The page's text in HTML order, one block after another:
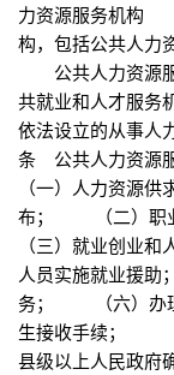
力资源服务机构
构，包括公共人力
公共人力资源服
共就业和人才服
依法设立的从事
条 公共人力资源
（一）人力资源
布； （二）职
（三）就业创业
人员实施就业援
务； （六）办理
生接收手续；
县级以上人民政